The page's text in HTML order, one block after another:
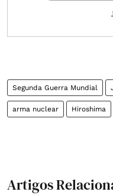
Segunda Guerra Mundial
arma nuclear Hiroshima
Artigos